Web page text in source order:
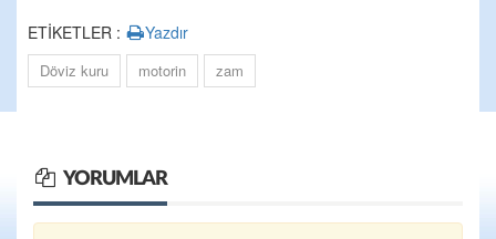
ETİKETLER : Yazdır
Döviz kuru motorin zam
YORUMLAR